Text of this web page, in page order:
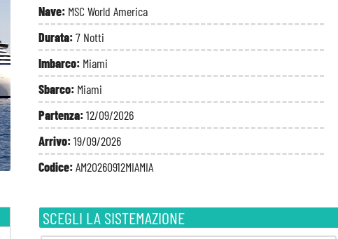
Nave: MSC World America
Durata:7 Notti
Imbarco: Miami
Sbarco: Miami
Partenza:12/09/2026
Arrivo:19/09/2026
Codice:AM20260912MIAMIA
SCEGLI LA SISTEMAZIONE